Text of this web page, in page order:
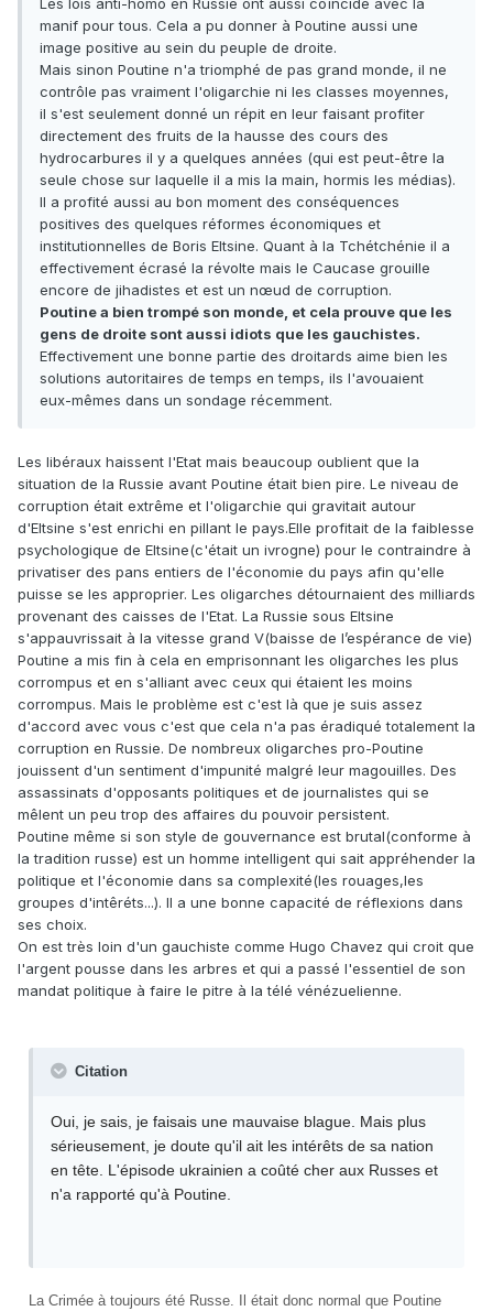
Les lois anti-homo en Russie ont aussi coïncidé avec la
manif pour tous. Cela a pu donner à Poutine aussi une
image positive au sein du peuple de droite.
Mais sinon Poutine n'a triomphé de pas grand monde, il ne
contrôle pas vraiment l'oligarchie ni les classes moyennes,
il s'est seulement donné un répit en leur faisant profiter
directement des fruits de la hausse des cours des
hydrocarbures il y a quelques années (qui est peut-être la
seule chose sur laquelle il a mis la main, hormis les médias).
Il a profité aussi au bon moment des conséquences
positives des quelques réformes économiques et
institutionnelles de Boris Eltsine. Quant à la Tchétchénie il a
effectivement écrasé la révolte mais le Caucase grouille
encore de jihadistes et est un nœud de corruption.
Poutine a bien trompé son monde, et cela prouve que les
gens de droite sont aussi idiots que les gauchistes.
Effectivement une bonne partie des droitards aime bien les
solutions autoritaires de temps en temps, ils l'avouaient
eux-mêmes dans un sondage récemment.
Les libéraux haissent l'Etat mais beaucoup oublient que la
situation de la Russie avant Poutine était bien pire. Le niveau de
corruption était extrême et l'oligarchie qui gravitait autour
d'Eltsine s'est enrichi en pillant le pays.Elle profitait de la faiblesse
psychologique de Eltsine(c'était un ivrogne) pour le contraindre à
privatiser des pans entiers de l'économie du pays afin qu'elle
puisse se les approprier. Les oligarches détournaient des milliards
provenant des caisses de l'Etat. La Russie sous Eltsine
s'appauvrissait à la vitesse grand V(baisse de l’espérance de vie)
Poutine a mis fin à cela en emprisonnant les oligarches les plus
corrompus et en s'alliant avec ceux qui étaient les moins
corrompus. Mais le problème est c'est là que je suis assez
d'accord avec vous c'est que cela n'a pas éradiqué totalement la
corruption en Russie. De nombreux oligarches pro-Poutine
jouissent d'un sentiment d'impunité malgré leur magouilles. Des
assassinats d'opposants politiques et de journalistes qui se
mêlent un peu trop des affaires du pouvoir persistent.
Poutine même si son style de gouvernance est brutal(conforme à
la tradition russe) est un homme intelligent qui sait appréhender la
politique et l'économie dans sa complexité(les rouages,les
groupes d'intêréts...). Il a une bonne capacité de réflexions dans
ses choix.
On est très loin d'un gauchiste comme Hugo Chavez qui croit que
l'argent pousse dans les arbres et qui a passé l'essentiel de son
mandat politique à faire le pitre à la télé vénézuelienne.
Citation
Oui, je sais, je faisais une mauvaise blague. Mais plus
sérieusement, je doute qu'il ait les intérêts de sa nation
en tête. L'épisode ukrainien a coûté cher aux Russes et
n'a rapporté qu'à Poutine.
La Crimée à toujours été Russe. Il était donc normal que Poutine